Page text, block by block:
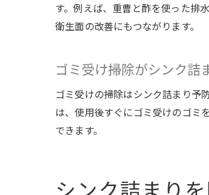
す。例えば、重曹と酢を使った排
衛生面の改善にもつながります。
ゴミ受け掃除がシンク詰
ゴミ受けの掃除はシンク詰まり予
は、使用後すぐにゴミ受けのゴミ
できます。